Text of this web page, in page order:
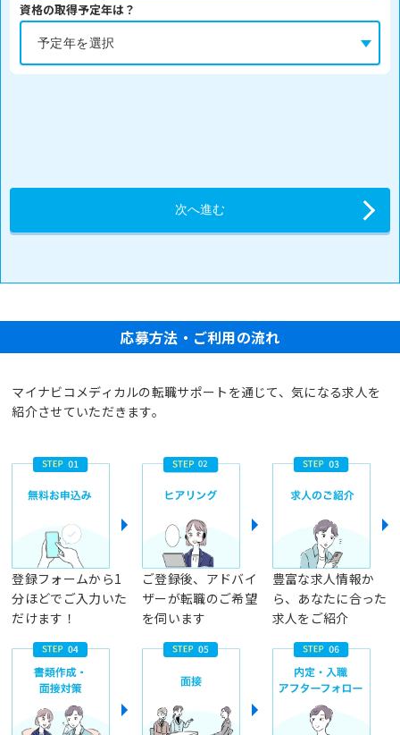
資格の取得予定年は？
応募方法・ご利用の流れ
マイナビコメディカルの転職サポートを通じて、気になる求人を
紹介させていただきます。
登録フォームから1
分ほどでご入力いた
だけます！
ご登録後、アドバイ
ザーが転職のご希望
を伺います
豊富な求人情報か
ら、あなたに合った
求人をご紹介